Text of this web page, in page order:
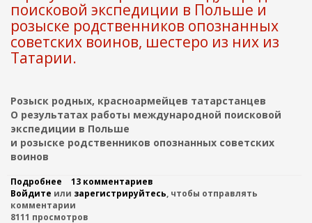
т
с
в
е
д
е
я
о
б
о
й
з
а
щ
о
д
с
т
в
н
и
к
о
в
е
м
р
поисковой экспедиции в Польше и
розыске родственников опознанных
советских воинов, шестеро из них из
Татарии.
Розыск родных, красноармейцев татарстанцев
О результатах работы международной поисковой
экспедиции в Польше
и розыске родственников опознанных советских
воинов
Подробнее
О
р
е
13 комментариев
Войдите или зарегистрируйтесь, чтобы отправлять
комментарии
8111 просмотров